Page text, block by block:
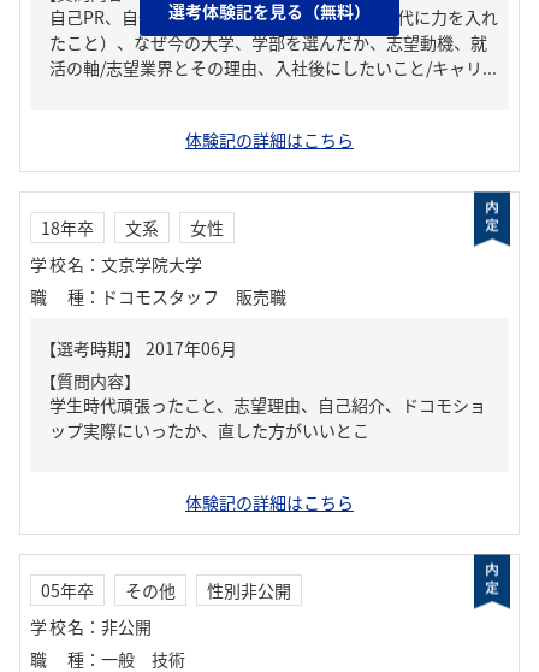
自己PR、自分の強み/弱み、ガクチカ（学生時代に力を入れ
たこと）、なぜ今の大学、学部を選んだか、志望動機、就
活の軸/志望業界とその理由、入社後にしたいこと/キャリ...
選考体験記を見る（無料）
体験記の詳細はこちら
18年卒 文系
女性
学校名 ： 文京学院大学
職種 ： ドコモスタッフ 販売職
【質問内容】
学生時代頑張ったこと、志望理由、自己紹介、ドコモショ
ップ実際にいったか、直した方がいいとこ
体験記の詳細はこちら
05年卒 その他
性別非公開
学校名 ： 非公開
職種 ： 一般 技術